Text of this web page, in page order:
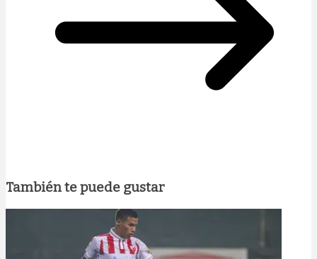
También te puede gustar